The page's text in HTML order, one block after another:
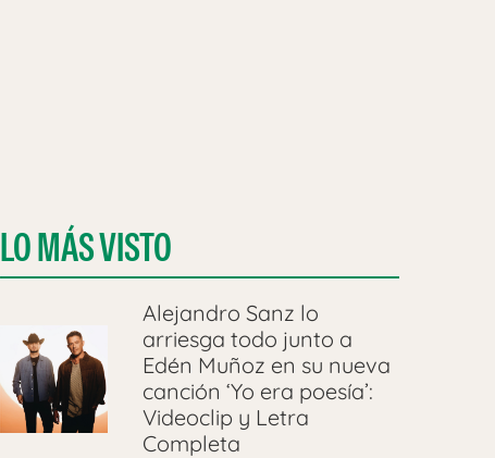
LO MÁS VISTO
Alejandro Sanz lo
arriesga todo junto a
Edén Muñoz en su nueva
canción ‘Yo era poesía’:
Videoclip y Letra
Completa